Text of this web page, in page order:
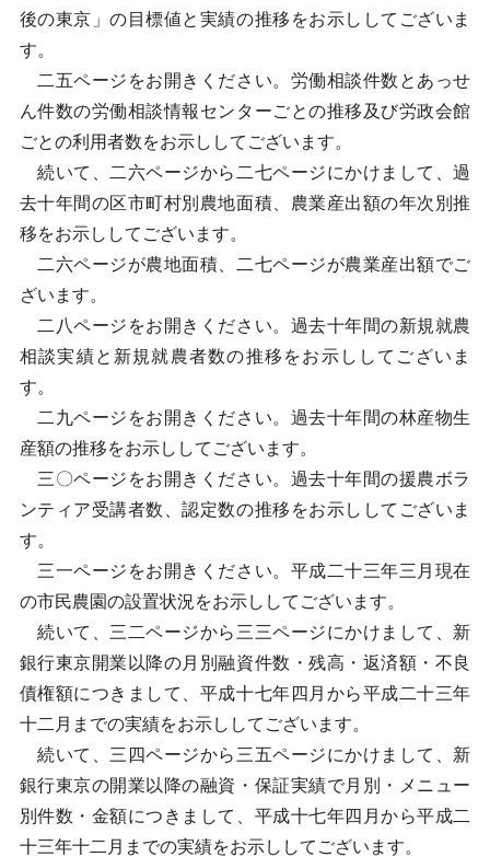
後の東京」の目標値と実績の推移をお示ししてございま
す。
二五ページをお開きください。労働相談件数とあっせ
ん件数の労働相談情報センターごとの推移及び労政会館
ごとの利用者数をお示ししてございます。
続いて、二六ページから二七ページにかけまして、過
去十年間の区市町村別農地面積、農業産出額の年次別推
移をお示ししてございます。
二六ページが農地面積、二七ページが農業産出額でご
ざいます。
二八ページをお開きください。過去十年間の新規就農
相談実績と新規就農者数の推移をお示ししてございま
す。
二九ページをお開きください。過去十年間の林産物生
産額の推移をお示ししてございます。
三〇ページをお開きください。過去十年間の援農ボラ
ンティア受講者数、認定数の推移をお示ししてございま
す。
三一ページをお開きください。平成二十三年三月現在
の市民農園の設置状況をお示ししてございます。
続いて、三二ページから三三ページにかけまして、新
銀行東京開業以降の月別融資件数・残高・返済額・不良
債権額につきまして、平成十七年四月から平成二十三年
十二月までの実績をお示ししてございます。
続いて、三四ページから三五ページにかけまして、新
銀行東京の開業以降の融資・保証実績で月別・メニュー
別件数・金額につきまして、平成十七年四月から平成二
十三年十二月までの実績をお示ししてございます。